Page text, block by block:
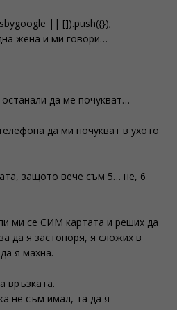
|| []).push({});
жена и ми говори…
да ме почукват…
да ми почукват в ухото
защото вече съм 5… не, 6
ми се СИМ картата и реших да
да я застопоря, я сложих в
я махна.
връзката.
не съм имал, та да я